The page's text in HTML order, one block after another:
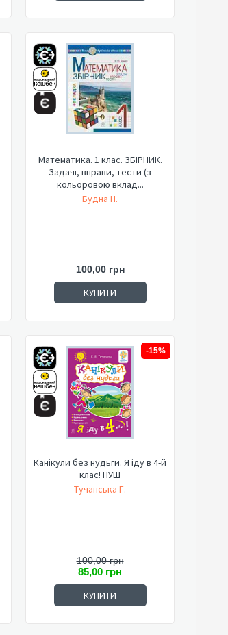
Математика. 1 клас. ЗБІРНИК.
Задачі, вправи, тести (з
кольоровою вклад...
Будна Н.
100,00 грн
КУПИТИ
-15%
Канікули без нудьги. Я іду в 4-й
клас! НУШ
Тучапська Г.
100,00 грн
85,00 грн
КУПИТИ